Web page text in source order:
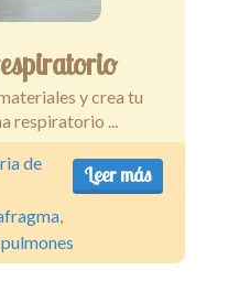
y crea tu
respiratorio ...
Leer más
de
,
pulmones